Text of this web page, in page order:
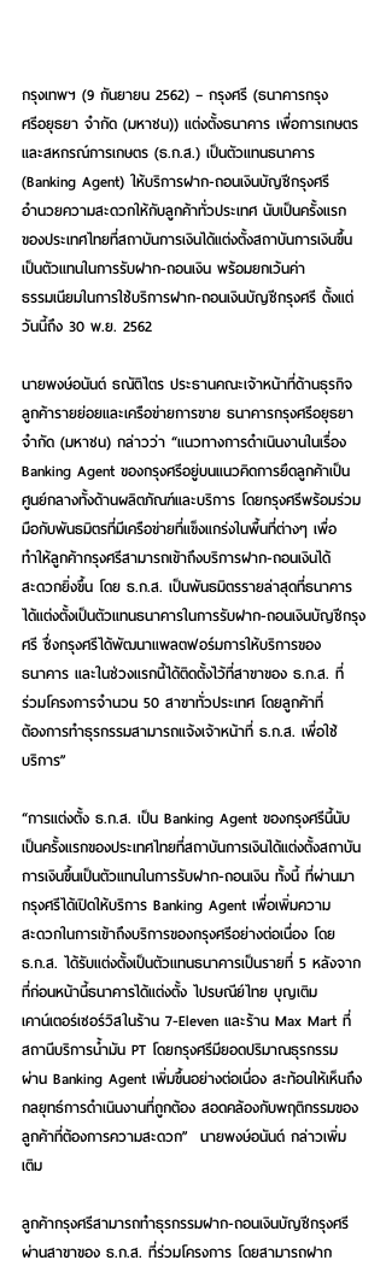
กรุงเทพฯ (9 กันยายน 2562) – กรุงศรี (ธนาคารกรุง
ศรีอยุธยา จำกัด (มหาชน)) แต่งตั้งธนาคาร เพื่อการเกษตร
และสหกรณ์การเกษตร (ธ.ก.ส.) เป็นตัวแทนธนาคาร
(Banking Agent) ให้บริการฝาก-ถอนเงินบัญชีกรุงศรี
อำนวยความสะดวกให้กับลูกค้าทั่วประเทศ นับเป็นครั้งแรก
ของประเทศไทยที่สถาบันการเงินได้แต่งตั้งสถาบันการเงินขึ้น
เป็นตัวแทนในการรับฝาก-ถอนเงิน พร้อมยกเว้นค่า
ธรรมเนียมในการใช้บริการฝาก-ถอนเงินบัญชีกรุงศรี ตั้งแต่
วันนี้ถึง 30 พ.ย. 2562
นายพงษ์อนันต์ ธณัติไตร ประธานคณะเจ้าหน้าที่ด้านธุรกิจ
ลูกค้ารายย่อยและเครือข่ายการขาย ธนาคารกรุงศรีอยุธยา
จำกัด (มหาชน) กล่าวว่า “แนวทางการดำเนินงานในเรื่อง
Banking Agent ของกรุงศรีอยู่บนแนวคิดการยึดลูกค้าเป็น
ศูนย์กลางทั้งด้านผลิตภัณฑ์และบริการ โดยกรุงศรีพร้อมร่วม
มือกับพันธมิตรที่มีเครือข่ายที่แข็งแกร่งในพื้นที่ต่างๆ เพื่อ
ทำให้ลูกค้ากรุงศรีสามารถเข้าถึงบริการฝาก-ถอนเงินได้
สะดวกยิ่งขึ้น โดย ธ.ก.ส. เป็นพันธมิตรรายล่าสุดที่ธนาคาร
ได้แต่งตั้งเป็นตัวแทนธนาคารในการรับฝาก-ถอนเงินบัญชีกรุง
ศรี ซึ่งกรุงศรีได้พัฒนาแพลตฟอร์มการให้บริการของ
ธนาคาร และในช่วงแรกนี้ได้ติดตั้งไว้ที่สาขาของ ธ.ก.ส. ที่
ร่วมโครงการจำนวน 50 สาขาทั่วประเทศ โดยลูกค้าที่
ต้องการทำธุรกรรมสามารถแจ้งเจ้าหน้าที่ ธ.ก.ส. เพื่อใช้
บริการ”
“การแต่งตั้ง ธ.ก.ส. เป็น Banking Agent ของกรุงศรีนี้นับ
เป็นครั้งแรกของประเทศไทยที่สถาบันการเงินได้แต่งตั้งสถาบัน
การเงินขึ้นเป็นตัวแทนในการรับฝาก-ถอนเงิน ทั้งนี้ ที่ผ่านมา
กรุงศรีได้เปิดให้บริการ Banking Agent เพื่อเพิ่มความ
สะดวกในการเข้าถึงบริการของกรุงศรีอย่างต่อเนื่อง โดย
ธ.ก.ส. ได้รับแต่งตั้งเป็นตัวแทนธนาคารเป็นรายที่ 5 หลังจาก
ที่ก่อนหน้านี้ธนาคารได้แต่งตั้ง ไปรษณีย์ไทย บุญเติม
เคาน์เตอร์เซอร์วิสในร้าน 7-Eleven และร้าน Max Mart ที่
สถานีบริการน้ำมัน PT โดยกรุงศรีมียอดปริมาณธุรกรรม
ผ่าน Banking Agent เพิ่มขึ้นอย่างต่อเนื่อง สะท้อนให้เห็นถึง
กลยุทธ์การดำเนินงานที่ถูกต้อง สอดคล้องกับพฤติกรรมของ
ลูกค้าที่ต้องการความสะดวก”  นายพงษ์อนันต์ กล่าวเพิ่ม
เติม
ลูกค้ากรุงศรีสามารถทำธุรกรรมฝาก-ถอนเงินบัญชีกรุงศรี
ผ่านสาขาของ ธ.ก.ส. ที่ร่วมโครงการ โดยสามารถฝาก